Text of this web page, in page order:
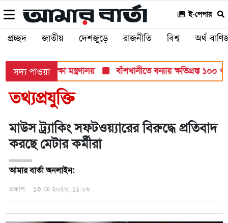
ই-পেপার
প্রচ্ছদ জাতীয় দেশজুড়ে রাজনীতি বিশ্ব অর্থ-
সদ্য পাওয়া
পরীক্ষায়: শিক্ষা মন্ত্রণালয় বাঁশখালীতে বন্যায় ক্ষতিগ্রস্ত ১০০
তথ্যপ্রযুক্তি
মাউস ট্র্যাকিং সফটওয়্যারের বিরুদ্ধে প্রতিবাদ
করছে মেটার কর্মীরা
আমার বার্তা অনলাইন:
প্রকাশ: ১৩ মে ২০২৬, ১১:০৬